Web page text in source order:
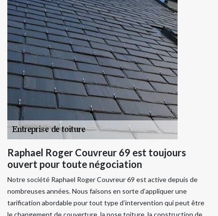
Raphael Roger Couvreur 69 est toujours
ouvert pour toute négociation
Notre société Raphael Roger Couvreur 69 est active depuis de
nombreuses années. Nous faisons en sorte d’appliquer une
tarification abordable pour tout type d’intervention qui peut être
le changement de couverture, la pose toiture, la construction de